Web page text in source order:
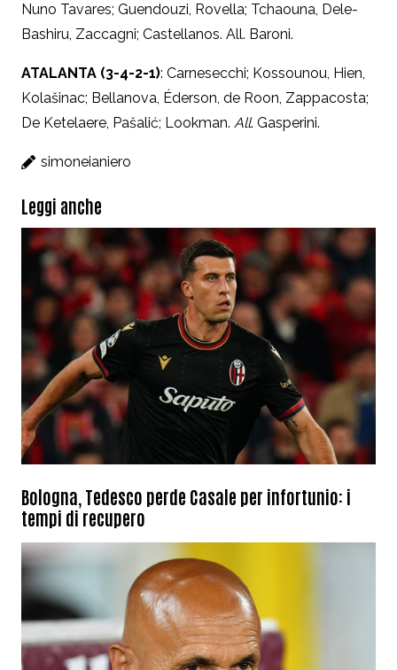
Nuno Tavares; Guendouzi, Rovella; Tchaouna, Dele-
Bashiru, Zaccagni; Castellanos. All. Baroni.
ATALANTA (3-4-2-1): Carnesecchi; Kossounou, Hien,
Kolašinac; Bellanova, Éderson, de Roon, Zappacosta;
De Ketelaere, Pašalić; Lookman. All. Gasperini.
simoneianiero
Leggi anche
Bologna, Tedesco perde Casale per infortunio: i
tempi di recupero